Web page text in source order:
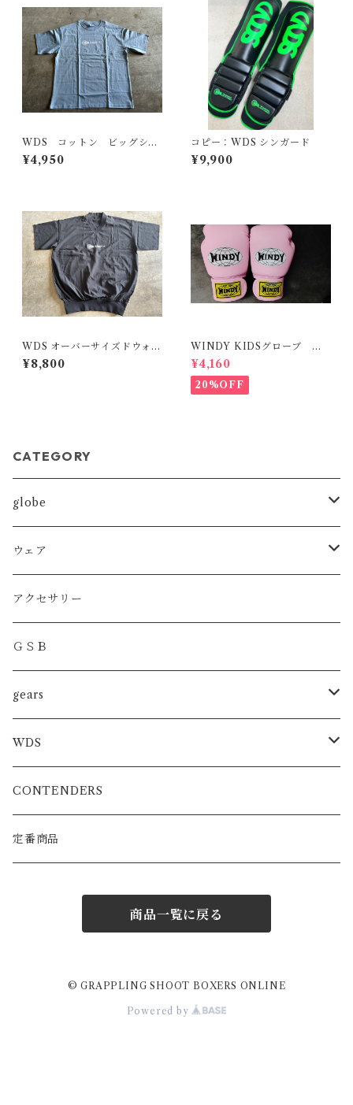
WDS コットン ビッグシル
エットT
¥4,950
コピー：WDS シンガード
¥9,900
WDS オーバーサイズドウォー
ムアップウェア
¥8,800
WINDY KIDSグローブ M
サイズ ピンク
¥4,160
20%OFF
CATEGORY
globe
MMA
BOXING
KICKBOXING
トレーニンググローブ
スパーリンググローブ
SHOOTBOXING
JIU-JITSU
KARATE
ウェア
DRYT
DRYトレーニングショーツ
ファイトショーツ
アクセサリー
ＧＳＢ
gears
MMA
BOXING/MUAYTHAY
ATHRETE
スパーリンググローブ
WDS
スパーリンググローブ
MMAグローブ
CONTENDERS
定番商品
商品一覧に戻る
© GRAPPLING SHOOT BOXERS ONLINE
Powered by